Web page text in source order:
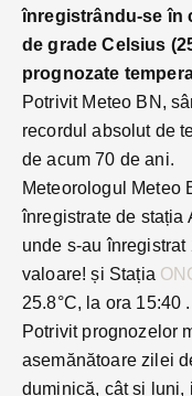
înregistrându-se în
de grade Celsius
prognozate
Potrivit Meteo BN,
recordul absolut de
de acum 70 de ani.
Meteorologul Meteo
înregistrate de stația
unde s-au înregistrat
valoare! și Stația
25.8°C, la ora 15:40 .
Potrivit prognozelor
asemănătoare zilei
duminică, cât și luni,